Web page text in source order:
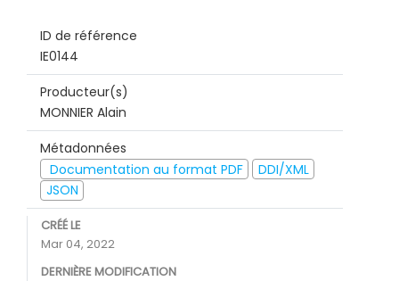
ID de référence
IE0144
Producteur(s)
MONNIER Alain
Métadonnées
Documentation au format PDF
DDI/XML
JSON
CRÉÉ LE
Mar 04, 2022
DERNIÈRE MODIFICATION